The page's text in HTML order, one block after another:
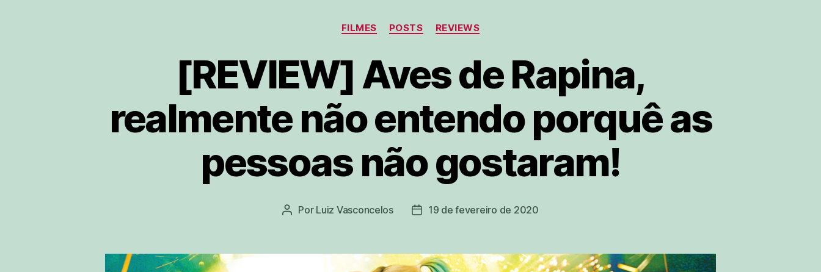
Categorias
FILMES POSTS REVIEWS
[REVIEW] Aves de Rapina,
realmente não entendo porquê as
pessoas não gostaram!
Autor
Por Luiz Vasconcelos
Data19 de fevereiro de 2020